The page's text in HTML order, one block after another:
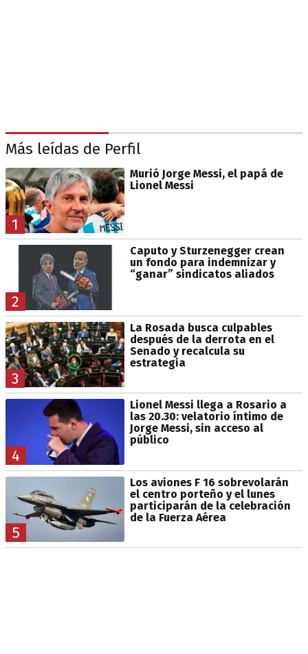
Más leídas de Perfil
1
Murió Jorge Messi, el papá de
Lionel Messi
2
Caputo y Sturzenegger crean
un fondo para indemnizar y
“ganar” sindicatos aliados
3
La Rosada busca culpables
después de la derrota en el
Senado y recalcula su
estrategia
4
Lionel Messi llega a Rosario a
las 20.30: velatorio íntimo de
Jorge Messi, sin acceso al
público
5
Los aviones F 16 sobrevolarán
el centro porteño y el lunes
participarán de la celebración
de la Fuerza Aérea